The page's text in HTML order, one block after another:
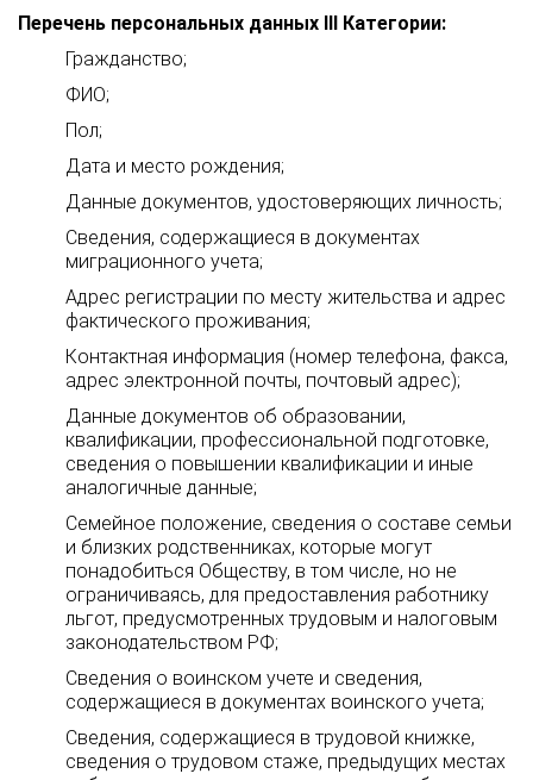
Перечень персональных данных III Категории:
Гражданство;
ФИО;
Пол;
Дата и место рождения;
Данные документов, удостоверяющих личность;
Сведения, содержащиеся в документах
миграционного учета;
Адрес регистрации по месту жительства и адрес
фактического проживания;
Контактная информация (номер телефона, факса,
адрес электронной почты, почтовый адрес);
Данные документов об образовании,
квалификации, профессиональной подготовке,
сведения о повышении квалификации и иные
аналогичные данные;
Семейное положение, сведения о составе семьи
и близких родственниках, которые могут
понадобиться Обществу, в том числе, но не
ограничиваясь, для предоставления работнику
льгот, предусмотренных трудовым и налоговым
законодательством РФ;
Сведения о воинском учете и сведения,
содержащиеся в документах воинского учета;
Сведения, содержащиеся в трудовой книжке,
сведения о трудовом стаже, предыдущих местах